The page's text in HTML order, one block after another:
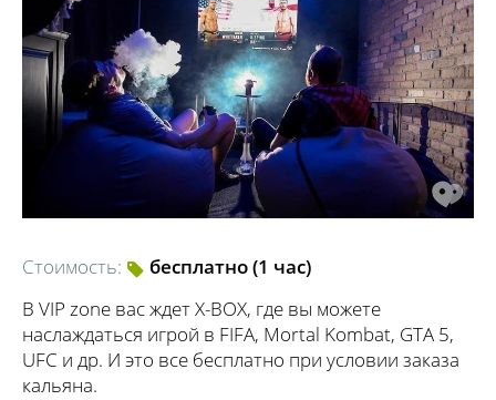
Стоимость:
бесплатно (1 час)
В VIP zone вас ждет X-BOX, где вы можете
наслаждаться игрой в FIFA, Mortal Kombat, GTA 5,
UFC и др. И это все бесплатно при условии заказа
кальяна.